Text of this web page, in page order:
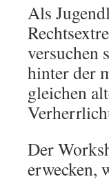
Als
versuchen
hinter der
gleichen
Der
erwecken,